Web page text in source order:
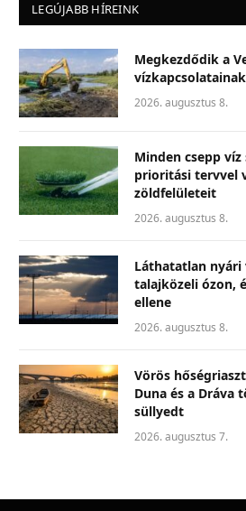
LEGÚJABB HÍREINK
Megkezdődik a
2026. augusztus 8.
Minden csepp víz
prioritási tervvel
zöldfelületeit
2026. augusztus 8.
Láthatatlan nyári
talajközeli ózon,
ellene
2026. augusztus 8.
Vörös
Duna és a
süllyedt
2026. augusztus 7.